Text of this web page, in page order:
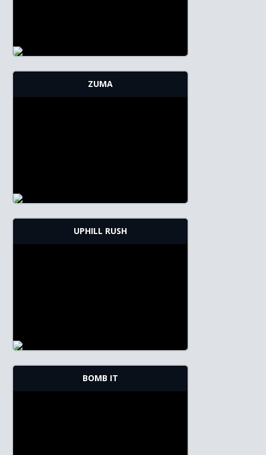
ZUMA
UPHILL RUSH
BOMB IT